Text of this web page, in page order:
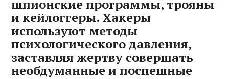
шпионские программы‚ трояны
и кейлоггеры. Хакеры
используют методы
психологического давления‚
заставляя жертву совершать
необдуманные и поспешные